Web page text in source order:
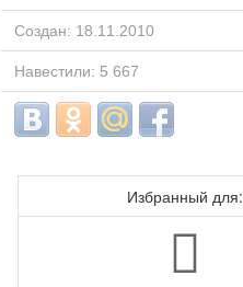
Создан: 18.11.2010
Навестили: 5 667
Избранный для: